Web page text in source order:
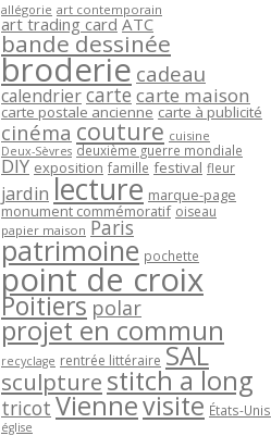
allégorie art contemporain
art trading card ATC
bande dessinée
broderie cadeau
calendriercartecarte maison
carte postale ancienne carte à publicité
cinéma couture cuisine
Deux-Sèvres deuxième guerre mondiale
DIY exposition famille festival fleur
jardin lecture marque-page
monument commémoratif oiseau
papier maison Paris
patrimoine pochette
point de croix
Poitiers polar
projet en commun
recyclage rentrée littéraire SAL
sculpture stitch a long
tricot Viennevisite États-Unis
église